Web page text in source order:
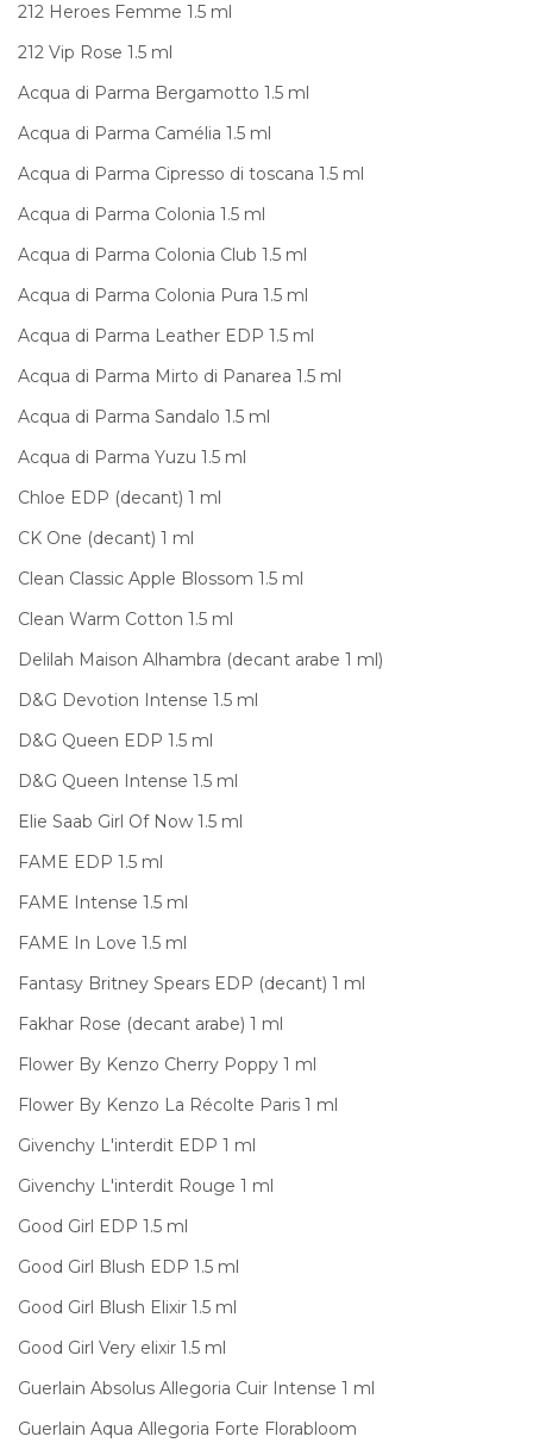
212 Heroes Femme 1.5 ml
212 Vip Rose 1.5 ml
Acqua di Parma Bergamotto 1.5 ml
Acqua di Parma Camélia 1.5 ml
Acqua di Parma Cipresso di toscana 1.5 ml
Acqua di Parma Colonia 1.5 ml
Acqua di Parma Colonia Club 1.5 ml
Acqua di Parma Colonia Pura 1.5 ml
Acqua di Parma Leather EDP 1.5 ml
Acqua di Parma Mirto di Panarea 1.5 ml
Acqua di Parma Sandalo 1.5 ml
Acqua di Parma Yuzu 1.5 ml
Chloe EDP (decant) 1 ml
CK One (decant) 1 ml
Clean Classic Apple Blossom 1.5 ml
Clean Warm Cotton 1.5 ml
Delilah Maison Alhambra (decant arabe 1 ml)
D&G Devotion Intense 1.5 ml
D&G Queen EDP 1.5 ml
D&G Queen Intense 1.5 ml
Elie Saab Girl Of Now 1.5 ml
FAME EDP 1.5 ml
FAME Intense 1.5 ml
FAME In Love 1.5 ml
Fantasy Britney Spears EDP (decant) 1 ml
Fakhar Rose (decant arabe) 1 ml
Flower By Kenzo Cherry Poppy 1 ml
Flower By Kenzo La Récolte Paris 1 ml
Givenchy L'interdit EDP 1 ml
Givenchy L'interdit Rouge 1 ml
Good Girl EDP 1.5 ml
Good Girl Blush EDP 1.5 ml
Good Girl Blush Elixir 1.5 ml
Good Girl Very elixir 1.5 ml
Guerlain Absolus Allegoria Cuir Intense 1 ml
Guerlain Aqua Allegoria Forte Florabloom